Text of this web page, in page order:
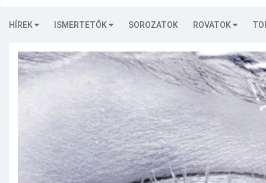
HÍREK ISMERTETŐK SOROZATOK ROVATOK